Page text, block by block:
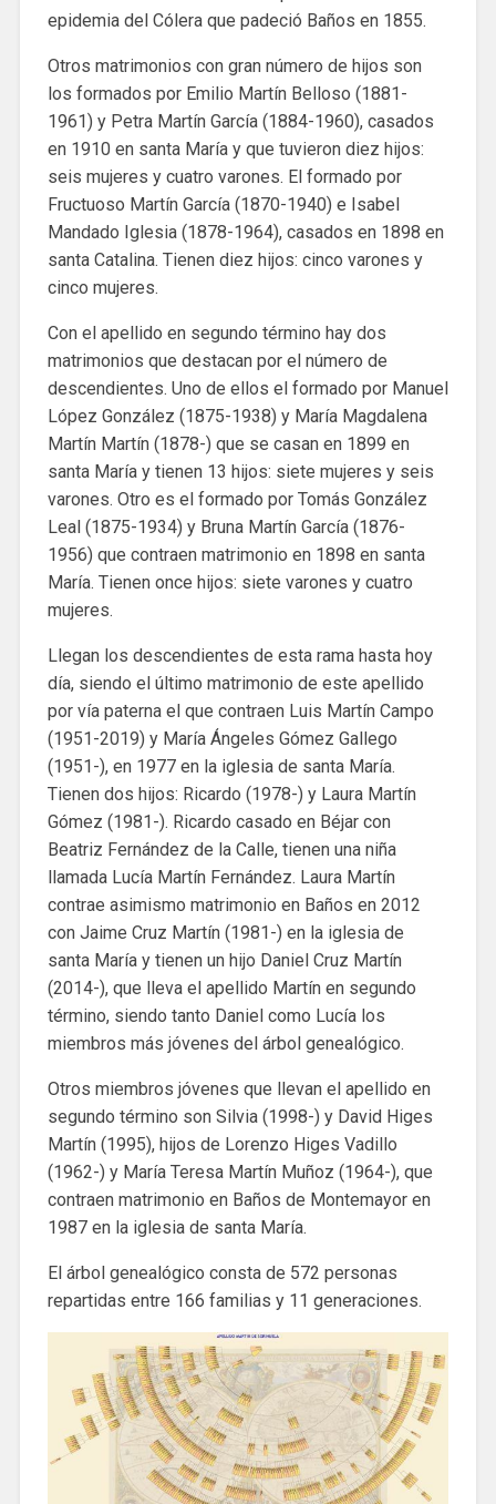
epidemia del Cólera que padeció Baños en 1855.
Otros matrimonios con gran número de hijos son
los formados por Emilio Martín Belloso (1881-
1961) y Petra Martín García (1884-1960), casados
en 1910 en santa María y que tuvieron diez hijos:
seis mujeres y cuatro varones. El formado por
Fructuoso Martín García (1870-1940) e Isabel
Mandado Iglesia (1878-1964), casados en 1898 en
santa Catalina. Tienen diez hijos: cinco varones y
cinco mujeres.
Con el apellido en segundo término hay dos
matrimonios que destacan por el número de
descendientes. Uno de ellos el formado por Manuel
López González (1875-1938) y María Magdalena
Martín Martín (1878-) que se casan en 1899 en
santa María y tienen 13 hijos: siete mujeres y seis
varones. Otro es el formado por Tomás González
Leal (1875-1934) y Bruna Martín García (1876-
1956) que contraen matrimonio en 1898 en santa
María. Tienen once hijos: siete varones y cuatro
mujeres.
Llegan los descendientes de esta rama hasta hoy
día, siendo el último matrimonio de este apellido
por vía paterna el que contraen Luis Martín Campo
(1951-2019) y María Ángeles Gómez Gallego
(1951-), en 1977 en la iglesia de santa María.
Tienen dos hijos: Ricardo (1978-) y Laura Martín
Gómez (1981-). Ricardo casado en Béjar con
Beatriz Fernández de la Calle, tienen una niña
llamada Lucía Martín Fernández. Laura Martín
contrae asimismo matrimonio en Baños en 2012
con Jaime Cruz Martín (1981-) en la iglesia de
santa María y tienen un hijo Daniel Cruz Martín
(2014-), que lleva el apellido Martín en segundo
término, siendo tanto Daniel como Lucía los
miembros más jóvenes del árbol genealógico.
Otros miembros jóvenes que llevan el apellido en
segundo término son Silvia (1998-) y David Higes
Martín (1995), hijos de Lorenzo Higes Vadillo
(1962-) y María Teresa Martín Muñoz (1964-), que
contraen matrimonio en Baños de Montemayor en
1987 en la iglesia de santa María.
El árbol genealógico consta de 572 personas
repartidas entre 166 familias y 11 generaciones.